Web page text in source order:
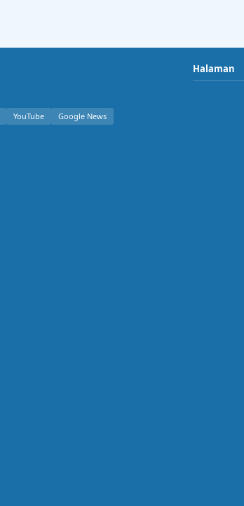
YouTube Google News
Halaman